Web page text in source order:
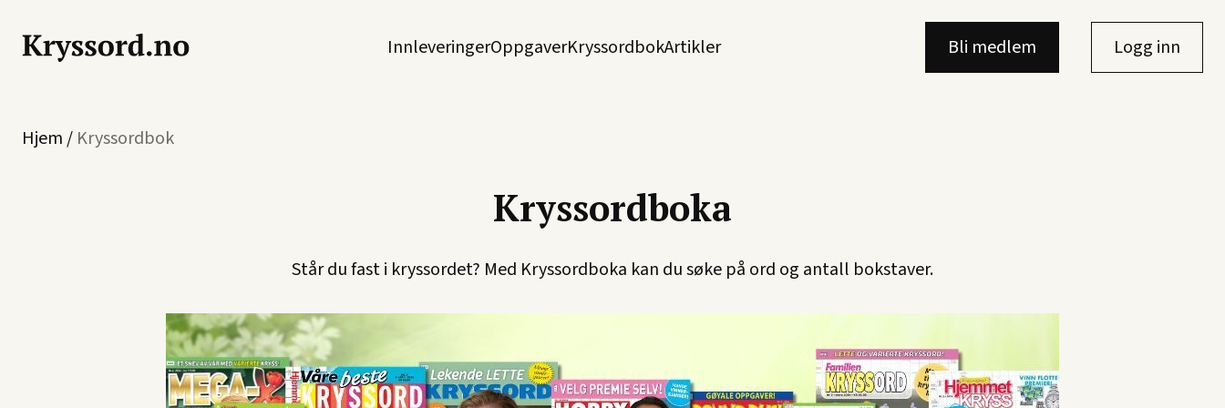
InnleveringerOppgaverKryssordbokArtikler Bli medlem Logg inn
Hjem/ Kryssordbok
Kryssordboka
Står du fast i kryssordet? Med Kryssordboka kan du søke på ord og antall bokstaver.